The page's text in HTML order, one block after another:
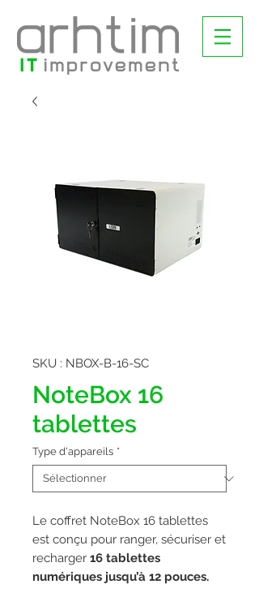
SKU : NBOX-B-16-SC
NoteBox 16
tablettes
Type d'appareils *
Le coffret NoteBox 16 tablettes
est conçu pour ranger, sécuriser et
recharger 16 tablettes
numériques jusqu’à 12 pouces.